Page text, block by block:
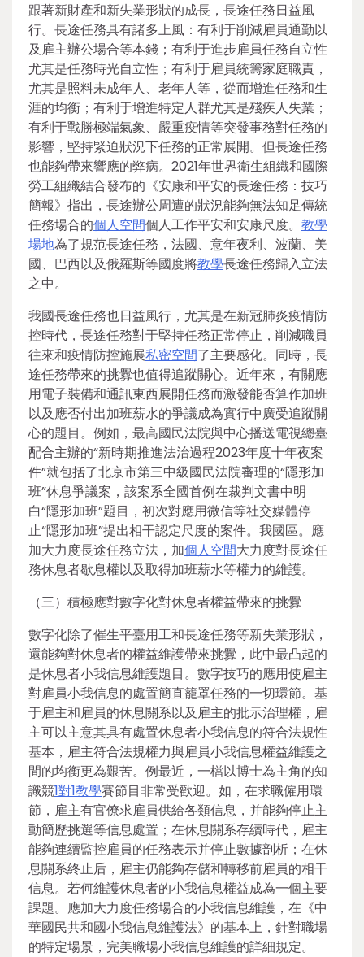
跟著新財產和新失業形狀的成長，長途任務日益風
行。長途任務具有諸多上風：有利于削減雇員通勤以
及雇主辦公場合等本錢；有利于進步雇員任務自立性
尤其是任務時光自立性；有利于雇員統籌家庭職責，
尤其是照料未成年人、老年人等，從而增進任務和生
涯的均衡；有利于增進特定人群尤其是殘疾人失業；
有利于戰勝極端氣象、嚴重疫情等突發事務對任務的
影響，堅持緊迫狀況下任務的正常展開。但長途任務
也能夠帶來響應的弊病。2021年世界衛生組織和國際
勞工組織結合發布的《安康和平安的長途任務：技巧
簡報》指出，長途辦公周遭的狀況能夠無法知足傳統
任務場合的個人空間個人工作平安和安康尺度。 教學
場地為了規范長途任務，法國、意年夜利、波蘭、美
國、巴西以及俄羅斯等國度將教學長途任務歸入立法
之中。
我國長途任務也日益風行，尤其是在新冠肺炎疫情防
控時代，長途任務對于堅持任務正常停止，削減職員
往來和疫情防控施展私密空間了主要感化。同時，長
途任務帶來的挑釁也值得追蹤關心。近年來，有關應
用電子裝備和通訊東西展開任務而激發能否算作加班
以及應否付出加班薪水的爭議成為實行中廣受追蹤關
心的題目。例如，最高國民法院與中心播送電視總臺
配合主辦的“新時期推進法治過程2023年度十年夜案
件”就包括了北京市第三中級國民法院審理的“隱形加
班”休息爭議案，該案系全國首例在裁判文書中明
白“隱形加班”題目，初次對應用微信等社交媒體停
止“隱形加班”提出相干認定尺度的案件。我國區。應
加大力度長途任務立法，加個人空間大力度對長途任
務休息者歇息權以及取得加班薪水等權力的維護。
（三）積極應對數字化對休息者權益帶來的挑釁
數字化除了催生平臺用工和長途任務等新失業形狀，
還能夠對休息者的權益維護帶來挑釁，此中最凸起的
是休息者小我信息維護題目。數字技巧的應用使雇主
對雇員小我信息的處置簡直籠罩任務的一切環節。基
于雇主和雇員的休息關系以及雇主的批示治理權，雇
主可以主意其具有處置休息者小我信息的符合法規性
基本，雇主符合法規權力與雇員小我信息權益維護之
間的均衡更為艱苦。例最近，一檔以博士為主角的知
識競1對1教學賽節目非常受歡迎。如，在求職僱用環
節，雇主有官僚求雇員供給各類信息，并能夠停止主
動簡歷挑選等信息處置；在休息關系存續時代，雇主
能夠連續監控雇員的任務表示并停止數據剖析；在休
息關系終止后，雇主仍能夠存儲和轉移前雇員的相干
信息。若何維護休息者的小我信息權益成為一個主要
課題。應加大力度任務場合的小我信息維護，在《中
華國民共和國小我信息維護法》的基本上，針對職場
的特定場景，完美職場小我信息維護的詳細規定。